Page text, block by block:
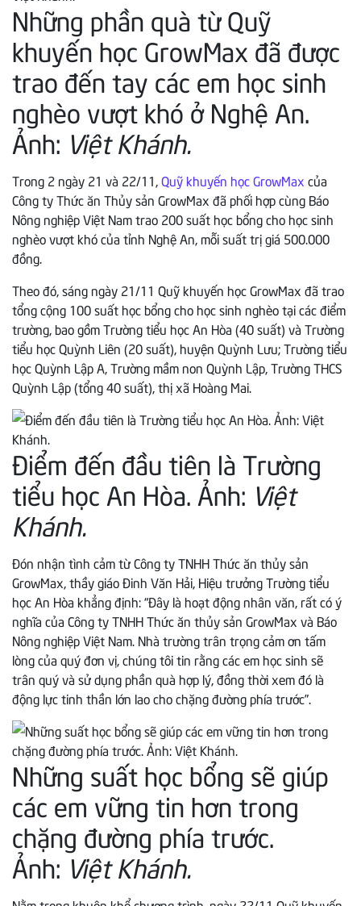
Những phần quà từ Quỹ
khuyến học GrowMax đã được
trao đến tay các em học sinh
nghèo vượt khó ở Nghệ An.
Ảnh: Việt Khánh.
Trong 2 ngày 21 và 22/11, Quỹ khuyến học GrowMax của
Công ty Thức ăn Thủy sản GrowMax đã phối hợp cùng Báo
Nông nghiệp Việt Nam trao 200 suất học bổng cho học sinh
nghèo vượt khó của tỉnh Nghệ An, mỗi suất trị giá 500.000
đồng.
Theo đó, sáng ngày 21/11 Quỹ khuyến học GrowMax đã trao
tổng cộng 100 suất học bổng cho học sinh nghèo tại các điểm
trường, bao gồm Trường tiểu học An Hòa (40 suất) và Trường
tiểu học Quỳnh Liên (20 suất), huyện Quỳnh Lưu; Trường tiểu
học Quỳnh Lập A, Trường mầm non Quỳnh Lập, Trường THCS
Quỳnh Lập (tổng 40 suất), thị xã Hoàng Mai.
Điểm đến đầu tiên là Trường
tiểu học An Hòa. Ảnh: Việt
Khánh.
Đón nhận tình cảm từ Công ty TNHH Thức ăn thủy sản
GrowMax, thầy giáo Đinh Văn Hải, Hiệu trưởng Trường tiểu
học An Hòa khẳng định: “Đây là hoạt động nhân văn, rất có ý
nghĩa của Công ty TNHH Thức ăn thủy sản GrowMax và Báo
Nông nghiệp Việt Nam. Nhà trường trân trọng cảm ơn tấm
lòng của quý đơn vị, chúng tôi tin rằng các em học sinh sẽ
trân quý và sử dụng phần quà hợp lý, đồng thời xem đó là
động lực tinh thần lớn lao cho chặng đường phía trước”.
Những suất học bổng sẽ giúp
các em vững tin hơn trong
chặng đường phía trước.
Ảnh: Việt Khánh.